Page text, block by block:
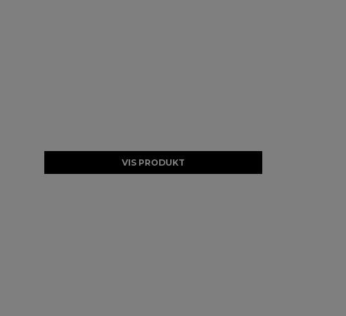
VIS PRODUKT